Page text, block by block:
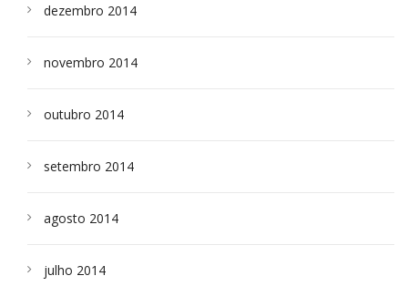
dezembro 2014
novembro 2014
outubro 2014
setembro 2014
agosto 2014
julho 2014